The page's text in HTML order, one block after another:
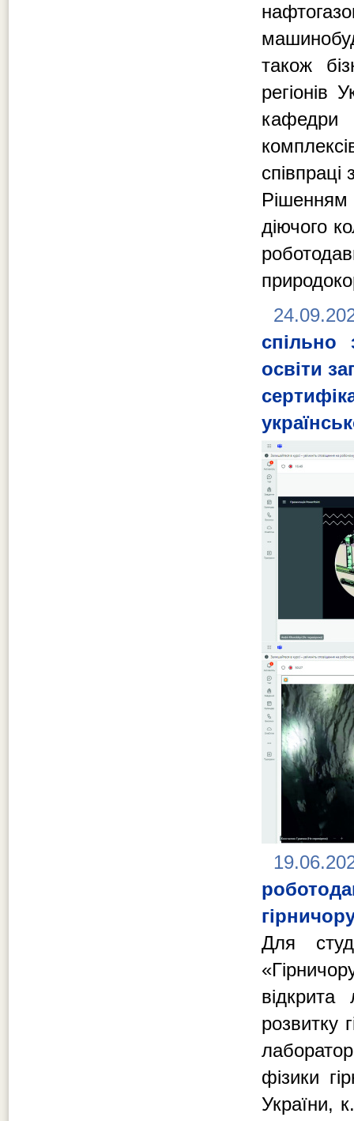
також
регіонів
кафедри
діючого
спільно
освіти
Для
розвитку
фізики
України,